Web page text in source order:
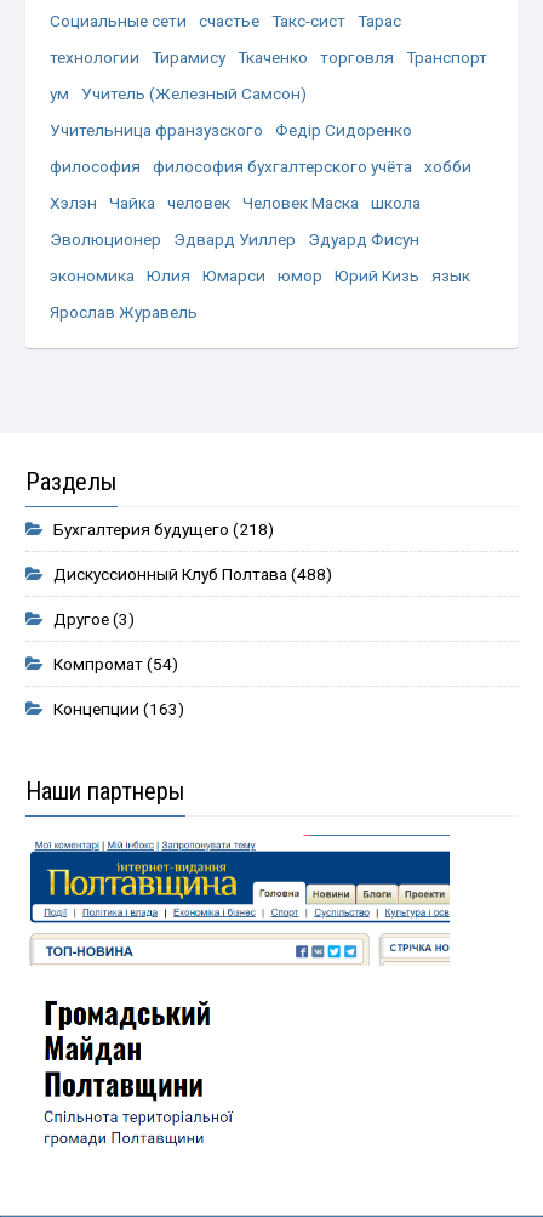
Социальные сети
счастье Такс-сист
Тарас
технологии
Тирамису Ткаченко торговля
Транспорт
ум
Учитель (Железный Самсон)
Учительница франзузского
Федір Сидоренко
философия
философия бухгалтерского учёта
хобби
Хэлэн
Чайка человек Человек Маска
школа
Эволюционер
Эдвард Уиллер
Эдуард Фисун
экономика
Юлия Юмарси юмор Юрий Кизь
язык
Ярослав Журавель
Разделы
Бухгалтерия будущего (218)
Дискуссионный Клуб Полтава (488)
Другое(3)
Компромат(54)
Концепции (163)
Наши партнеры